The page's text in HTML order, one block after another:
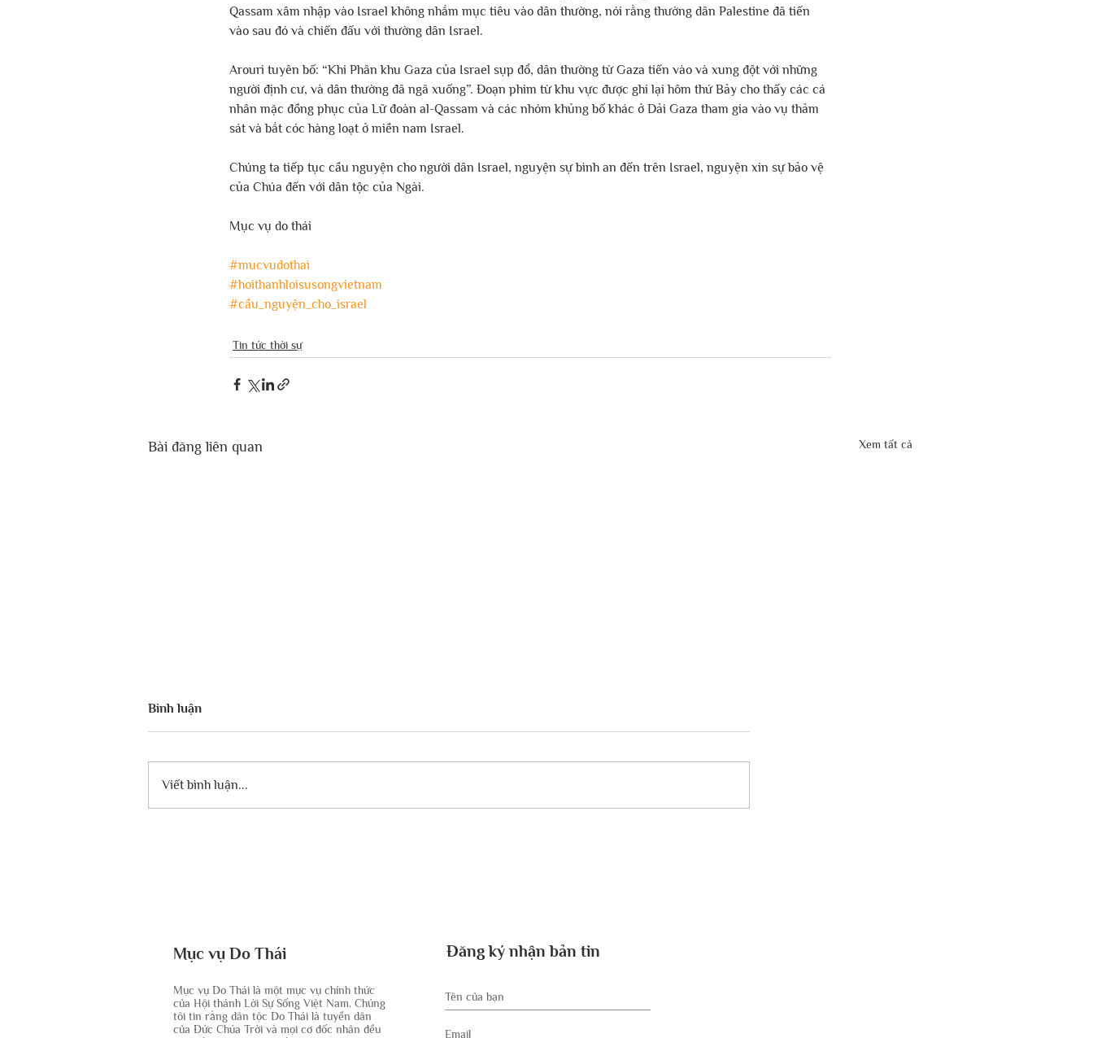
Qassam xâm nhập vào Israel không nhắm mục tiêu vào dân thường, nói rằng thường dân Palestine đã tiến
vào sau đó và chiến đấu với thường dân Israel.
Arouri tuyên bố: “Khi Phân khu Gaza của Israel sụp đổ, dân thường từ Gaza tiến vào và xung đột với những
người định cư, và dân thường đã ngã xuống”. Đoạn phim từ khu vực được ghi lại hôm thứ Bảy cho thấy các cá
nhân mặc đồng phục của Lữ đoàn al-Qassam và các nhóm khủng bố khác ở Dải Gaza tham gia vào vụ thảm
sát và bắt cóc hàng loạt ở miền nam Israel.
Chúng ta tiếp tục cầu nguyện cho người dân Israel, nguyện sự bình an đến trên Israel, nguyện xin sự bảo vệ
của Chúa đến với dân tộc của Ngài.
Mục vụ do thái
#mucvudothai
#hoithanhloisusongvietnam
#cầu_nguyện_cho_israel
Tin tức thời sự
Bài đăng liên quan Xem tất cả
Bình luận
Viết bình luận...
Mục vụ Do Thái
Mục vụ Do Thái là một mục vụ chính thức
của Hội thánh Lời Sự Sống Việt Nam. Chúng
tôi tin rằng dân tộc Do Thái là tuyển dân
của Đức Chúa Trời và mọi cơ đốc nhân đều
Đăng ký nhận bản tin